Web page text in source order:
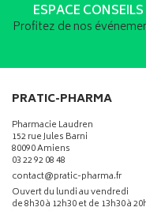
ESPACE CONSEILS
Profitez de nos
PRATIC-PHARMA
Pharmacie Laudren
152 rue Jules Barni
80090 Amiens
03 22 92 08 48
contact-
@-
pratic-pharma.fr
Ouvert du lundi au vendredi
de 8h30 à 12h30 et de 13h30 à